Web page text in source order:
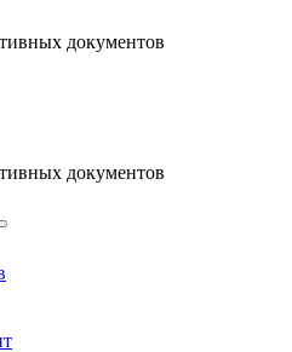
документов
документов